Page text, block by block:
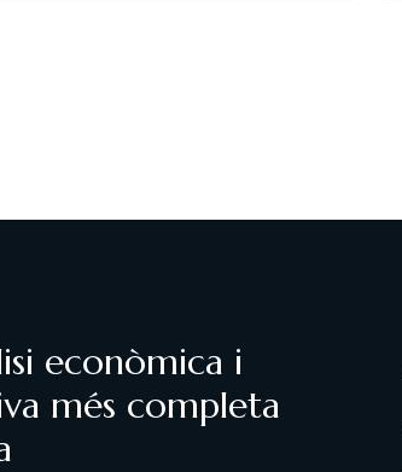
econòmica i
més completa